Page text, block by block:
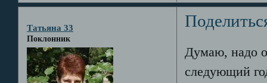
Татьяна 33
Поклонник
Думаю, надо
следующий